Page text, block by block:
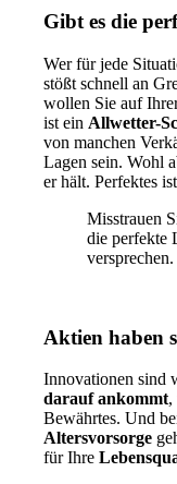
Gibt es die
Wer für jede
stößt schnell an
wollen Sie auf
ist ein Allwetter-
von manchen
Lagen sein. Wohl
er hält. Perfektes
Misstrauen
die perfekte
versprechen.
Aktien haben
Innovationen sind
darauf ankommt,
Bewährtes. Und
Altersvorsorge
für Ihre